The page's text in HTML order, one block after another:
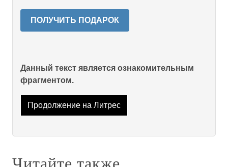
ПОЛУЧИТЬ ПОДАРОК
Данный текст является ознакомительным
фрагментом.
Продолжение на Литрес